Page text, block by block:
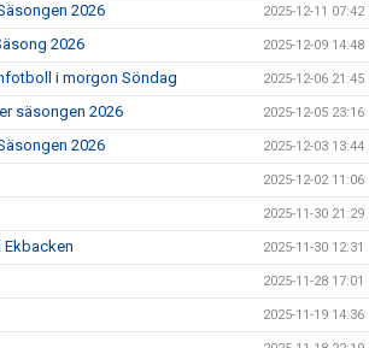
2026 2025-12-11 07:42
2026 2025-12-09 14:48
i morgon Söndag 2025-12-06 21:45
säsongen 2026 2025-12-05 23:16
2026 2025-12-03 13:44
2025-12-02 11:06
2025-11-30 21:29
2025-11-30 12:31
2025-11-28 17:01
2025-11-19 14:36